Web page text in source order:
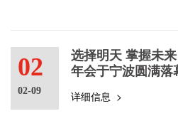
02
02-09
选择明天 掌握未
年会于宁波圆满落
详细信息 >